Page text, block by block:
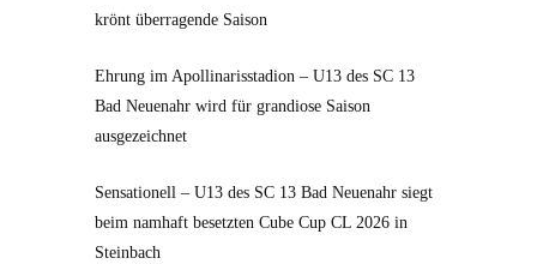
krönt überragende Saison
Ehrung im Apollinarisstadion – U13 des SC 13
Bad Neuenahr wird für grandiose Saison
ausgezeichnet
Sensationell – U13 des SC 13 Bad Neuenahr siegt
beim namhaft besetzten Cube Cup CL 2026 in
Steinbach